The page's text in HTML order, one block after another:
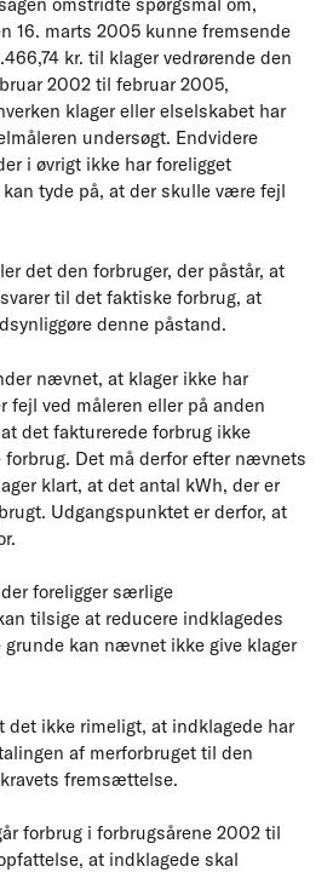
16. marts 2005 kunne fremsende
kr. til klager vedrørende den
2002 til februar 2005,
klager eller elselskabet har
undersøgt. Endvidere
i øvrigt ikke har foreligget
tyde på, at der skulle være fejl
det den forbruger, der påstår, at
til det faktiske forbrug, at
denne påstand.
nævnet, at klager ikke har
fejl ved måleren eller på anden
det fakturerede forbrug ikke
Det må derfor efter nævnets
klart, at det antal kWh, der er
Udgangspunktet er derfor, at
foreligger særlige
tilsige at reducere indklagedes
kan nævnet ikke give klager
ikke rimeligt, at indklagede har
af merforbruget til den
fremsættelse.
forbrug i forbrugsårene 2002 til
at indklagede skal